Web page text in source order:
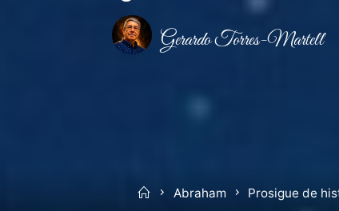
Gerardo Torres-Martell
InicioAbraham Prosigue de